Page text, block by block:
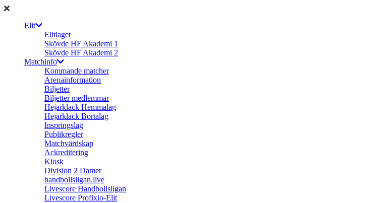
Elit
Elitlaget
Skövde HF Akademi 1
Skövde HF Akademi 2
Matchinfo
Kommande matcher
Arenainformation
Biljetter
Biljetter medlemmar
Hejarklack Hemmalag
Hejarklack Bortalag
Inspringslag
Publikregler
Matchvärdskap
Ackreditering
Kiosk
Division 2 Damer
handbollsligan.live
Livescore Handbollsligan
Livescore Profixio-Elit